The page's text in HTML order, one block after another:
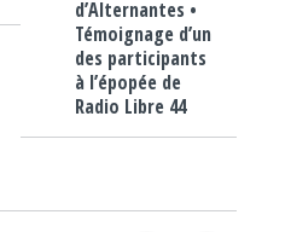
d’Alternantes •
Témoignage d’un
des participants
à l’épopée de
Radio Libre 44